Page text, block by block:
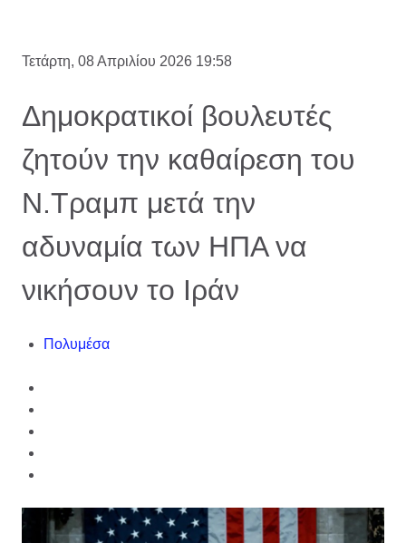
Τετάρτη, 08 Απριλίου 2026 19:58
Δημοκρατικοί βουλευτές
ζητούν την καθαίρεση του
Ν.Τραμπ μετά την
αδυναμία των ΗΠΑ να
νικήσουν το Ιράν
Πολυμέσα